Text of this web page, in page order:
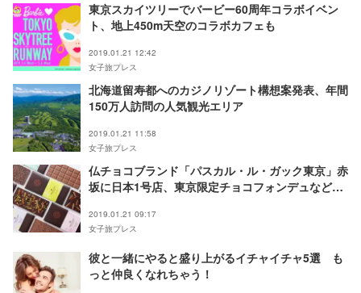
東京スカイツリーでバービー60周年コラボイベン
ト、地上450m天空のコラボカフェも
2019.01.21 12:42
女子旅プレス
北海道留寿都へのカジノリゾート構想案発表、年間
150万人訪問の人気観光エリア
2019.01.21 11:58
女子旅プレス
仏チョコブランド「パスカル・ル・ガック東京」赤
坂に日本1号店、東京限定チョコフォンデュなど提
2019.01.21 09:17
女子旅プレス
彼と一緒にやると盛り上がるイチャイチャ5選 も
っと仲良くなれちゃう！